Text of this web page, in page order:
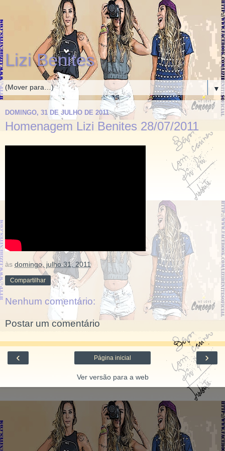
Lizi Benites
▼
DOMINGO, 31 DE JULHO DE 2011
Homenagem Lizi Benites 28/07/2011
às domingo, julho 31, 2011
Compartilhar
Nenhum comentário:
Postar um comentário
‹ ›
Página inicial
Ver versão para a web